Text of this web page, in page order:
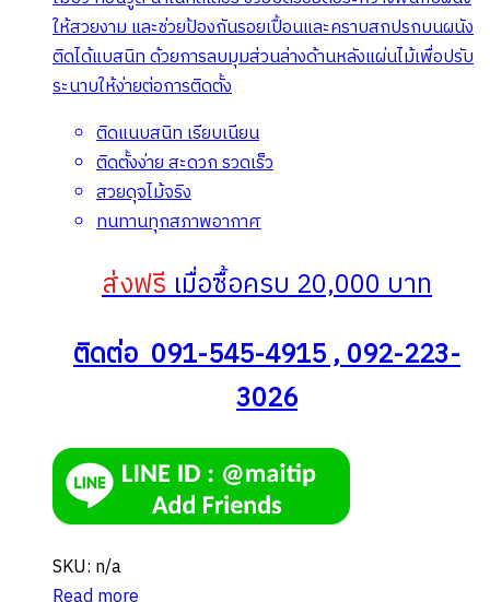
ให้สวยงาม และช่วยป้องกันรอยเปื้อนและคราบสกปรกบนผนัง
ติดได้แบสนิท ด้วยการลบมุมส่วนล่างด้านหลังแผ่นไม้เพื่อปรับ
ระนาบให้ง่ายต่อการติดตั้ง
ติดแนบสนิท เรียบเนียน
ติดตั้งง่าย สะดวก รวดเร็ว
สวยดุจไม้จริง
ทนทานทุกสภาพอากาศ
ส่งฟรีเมื่อซื้อครบ 20,000 บาท
ติดต่อ 091-545-4915 , 092-223-
3026
SKU: n/a